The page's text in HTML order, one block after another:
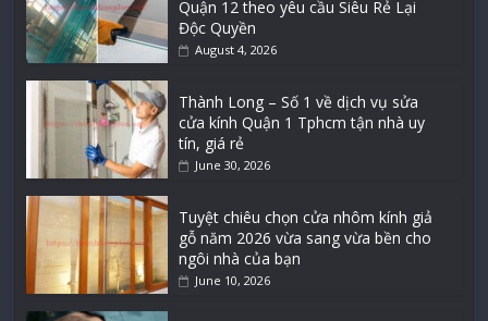
Quận 12 theo yêu cầu Siêu Rẻ Lại
Độc Quyền
August 4, 2026
Thành Long – Số 1 về dịch vụ sửa
cửa kính Quận 1 Tphcm tận nhà uy
tín, giá rẻ
June 30, 2026
Tuyệt chiêu chọn cửa nhôm kính giả
gỗ năm 2026 vừa sang vừa bền cho
ngôi nhà của bạn
June 10, 2026